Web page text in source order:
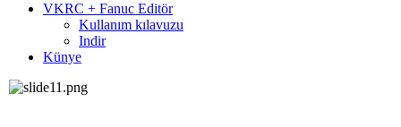
VKRC + Fanuc Editör
Kullanım kılavuzu
Indir
Künye